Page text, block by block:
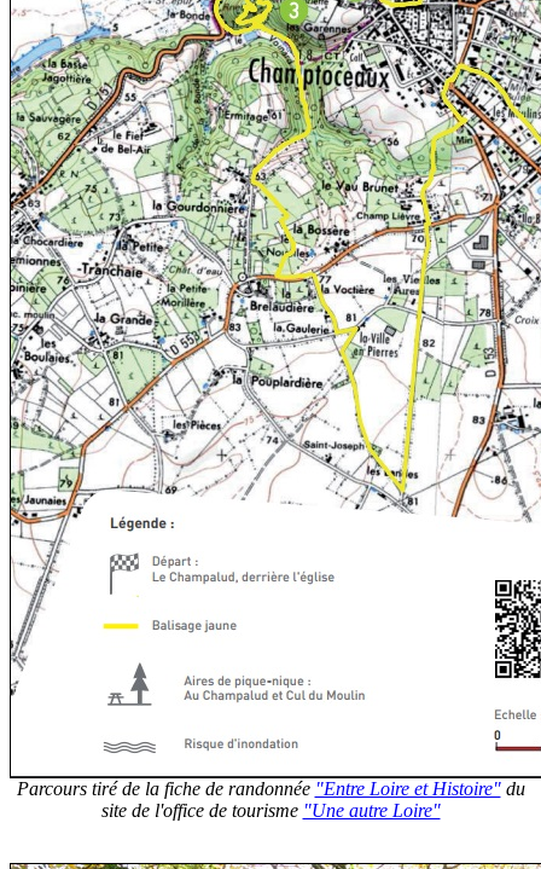
Parcours tiré de la fiche de randonnée "Entre Loire et Histoire"du
site de l'office de tourisme "Une autre Loire"